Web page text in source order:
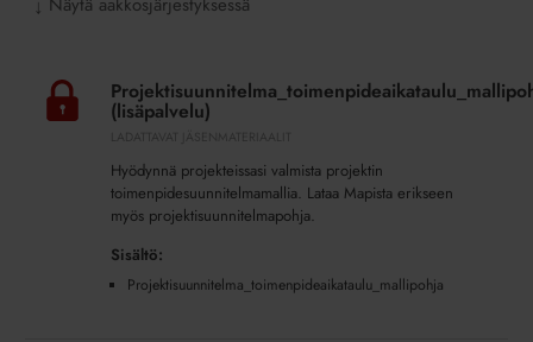
↓
(lisäpalvelu)
(lisäpalvelu)
Hyödynnä projekteissasi valmista projektin
toimenpidesuunnitelmamallia. Lataa Mapista erikseen
myös projektisuunnitelmapohja.
Sisältö:
Projektisuunnitelma_toimenpideaikataulu_mallipohja